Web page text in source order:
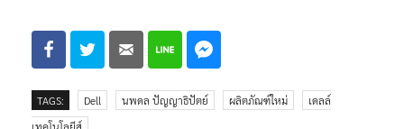
TAGS: Dell นพดล ปัญญาธิปัตย์ ผลิตภัณฑ์ใหม่
เดลล์